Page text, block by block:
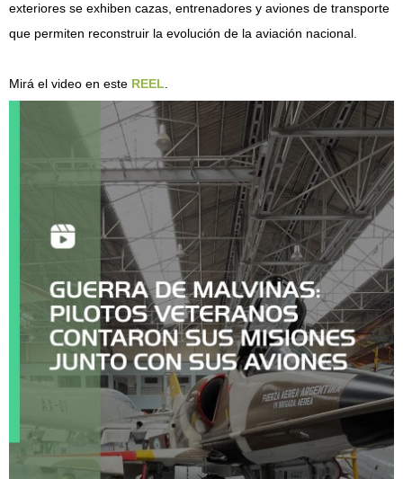
exteriores se exhiben cazas, entrenadores y aviones de transporte
que permiten reconstruir la evolución de la aviación nacional.
Mirá el video en este REEL